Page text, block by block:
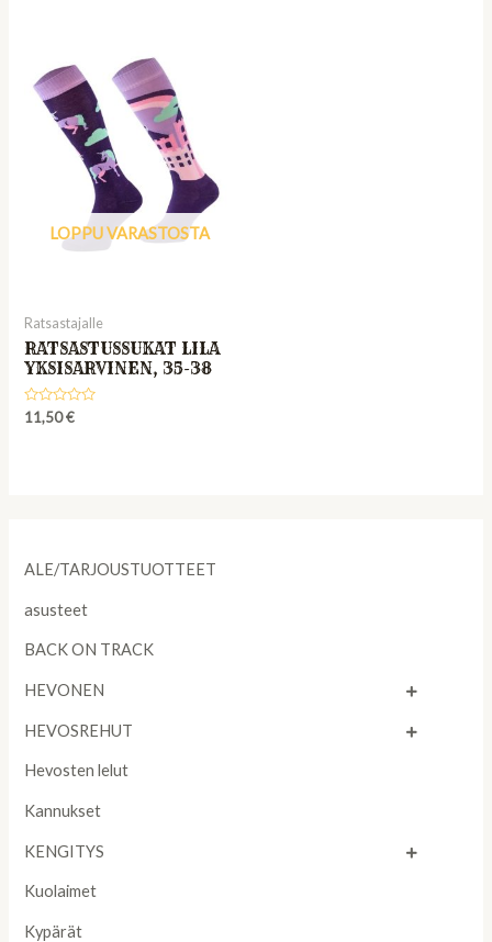
ALE/TARJOUSTUOTTEET
asusteet
BACK ON TRACK
HEVONEN
HEVOSREHUT
Hevosten lelut
Kannukset
KENGITYS
Kuolaimet
Kypärät
LOPPU VARASTOSTA
Ratsastajalle
RATSASTUSSUKAT LILA
YKSISARVINEN, 35-38
Rated
0
11,50€